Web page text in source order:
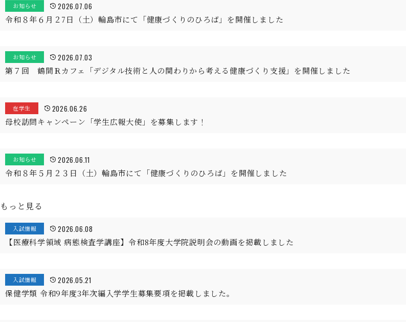
お知らせ 2026.07.06
令和８年６月２7日（土）輪島市にて「健康づくりのひろば」を開催しました
お知らせ 2026.07.03
第７回 鶴間Ｒカフェ「デジタル技術と人の関わりから考える健康づくり支援」を開催しました
在学生 2026.06.26
母校訪問キャンペーン「学生広報大使」を募集します！
お知らせ 2026.06.11
令和８年５月２３日（土）輪島市にて「健康づくりのひろば」を開催しました
もっと見る
入試情報 2026.06.08
【医療科学領域 病態検査学講座】令和8年度大学院説明会の動画を掲載しました
入試情報 2026.05.21
保健学類 令和9年度3年次編入学学生募集要項を掲載しました。